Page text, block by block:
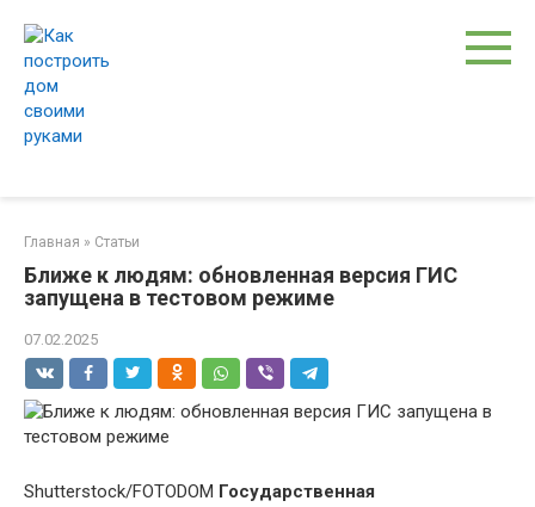
контенту
Главная » Статьи
Ближе к людям: обновленная версия ГИС
запущена в тестовом режиме
07.02.2025
Shutterstock/FOTODOM Государственная